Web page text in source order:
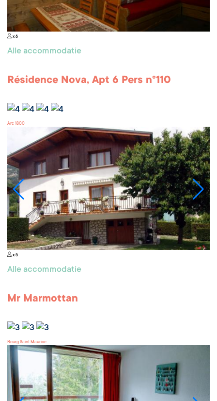
x 6
Alle accommodatie
Résidence Nova, Apt 6 Pers n°110
Arc 1800
x 5
Alle accommodatie
Mr Marmottan
Bourg Saint Maurice